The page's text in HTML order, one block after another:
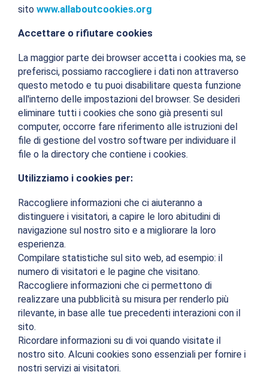
sito www.allaboutcookies.org
Accettare o rifiutare cookies
La maggior parte dei browser accetta i cookies ma, se
preferisci, possiamo raccogliere i dati non attraverso
questo metodo e tu puoi disabilitare questa funzione
all'interno delle impostazioni del browser. Se desideri
eliminare tutti i cookies che sono già presenti sul
computer, occorre fare riferimento alle istruzioni del
file di gestione del vostro software per individuare il
file o la directory che contiene i cookies.
Utilizziamo i cookies per:
Raccogliere informazioni che ci aiuteranno a
distinguere i visitatori, a capire le loro abitudini di
navigazione sul nostro sito e a migliorare la loro
esperienza.
Compilare statistiche sul sito web, ad esempio: il
numero di visitatori e le pagine che visitano.
Raccogliere informazioni che ci permettono di
realizzare una pubblicità su misura per renderlo più
rilevante, in base alle tue precedenti interazioni con il
sito.
Ricordare informazioni su di voi quando visitate il
nostro sito. Alcuni cookies sono essenziali per fornire i
nostri servizi ai visitatori.